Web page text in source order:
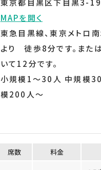
東京都目黒区下目黒3-
MAPを開く
東急目黒線、東京メトロ
より 徒歩8分です。また
いて12分です。
小規模1～30人 中規模
模200人～
席数 料⾦